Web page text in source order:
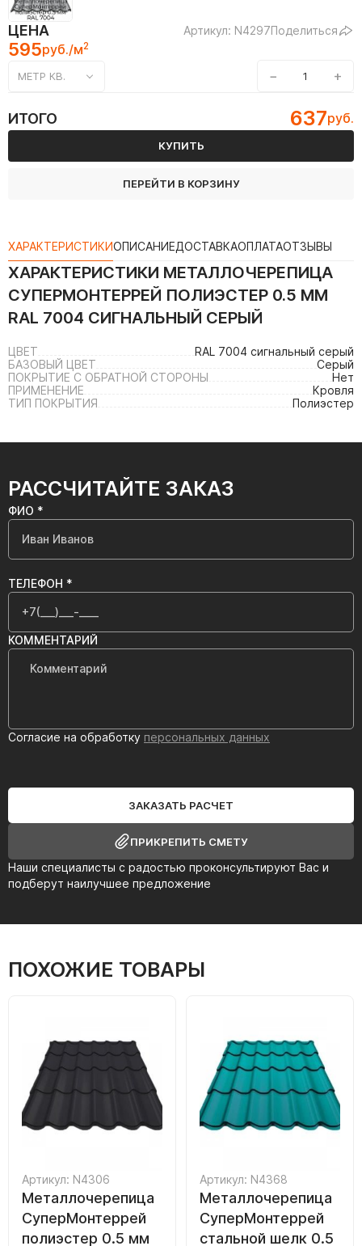
ЦЕНА Артикул: N4297Поделиться
595руб./м2
МЕТР КВ. − +
ИТОГО 637руб.
КУПИТЬ
ПЕРЕЙТИ В КОРЗИНУ
ХАРАКТЕРИСТИКИОПИСАНИЕДОСТАВКАОПЛАТАОТЗЫВЫ
ХАРАКТЕРИСТИКИ МЕТАЛЛОЧЕРЕПИЦА
СУПЕРМОНТЕРРЕЙ ПОЛИЭСТЕР 0.5 ММ
RAL 7004 СИГНАЛЬНЫЙ СЕРЫЙ
ЦВЕТ
RAL 7004 сигнальный серый
БАЗОВЫЙ ЦВЕТ
Серый
ПОКРЫТИЕ С ОБРАТНОЙ СТОРОНЫ
Нет
ПРИМЕНЕНИЕ
Кровля
ТИП ПОКРЫТИЯ
Полиэстер
РАССЧИТАЙТЕ ЗАКАЗ
Наши специалисты с радостью проконсультируют Вас и
подберут наилучшее предложение
ФИО *
ТЕЛЕФОН *
КОММЕНТАРИЙ
Согласие на обработку персональных данных
ЗАКАЗАТЬ РАСЧЕТ
ПРИКРЕПИТЬ СМЕТУ
ПОХОЖИЕ ТОВАРЫ
Артикул: N4306
Металлочерепица
СуперМонтеррей
полиэстер 0.5 мм
Артикул: N4368
Металлочерепица
СуперМонтеррей
стальной шелк 0.5